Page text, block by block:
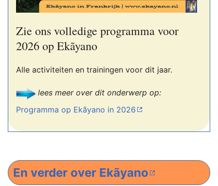
Zie ons volledige programma voor
2026 op Ekãyano
Alle activiteiten en trainingen voor dit jaar.
lees meer over dit onderwerp op:
Programma op Ekãyano in 2026
En verder over Ekãyano